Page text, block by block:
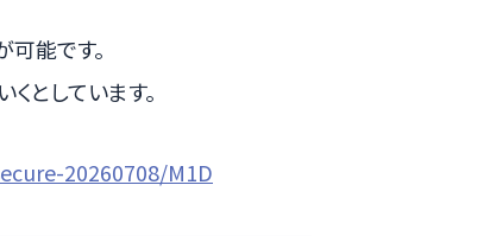
能です。
としています。
20260708/M1D